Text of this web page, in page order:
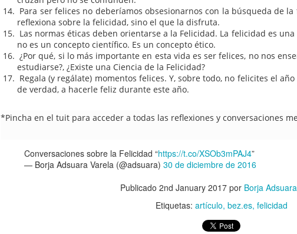
Para ser felices no deberíamos obsesionarnos con la búsqueda de
reflexiona sobre la felicidad, sino el que la disfruta.
Las normas éticas deben orientarse a la Felicidad. La felicidad es
no es un concepto científico. Es un concepto ético.
¿Por qué, si lo más importante en esta vida es ser felices, no nos
estudiarse?, ¿Existe una Ciencia de la Felicidad?
Regala (y regálate) momentos felices. Y, sobre todo, no felicites el
de verdad, a hacerle feliz durante este año.
*Pincha en el tuit para acceder a todas las reflexiones y conversaciones
Conversaciones sobre la Felicidad “https://t.co/XSOb3mPAJ4”
— Borja Adsuara Varela (@adsuara) 30 de diciembre de 2016
Publicado 2nd January 2017 por Borja
Etiquetas: artículo bez.es felicidad
Cargar más